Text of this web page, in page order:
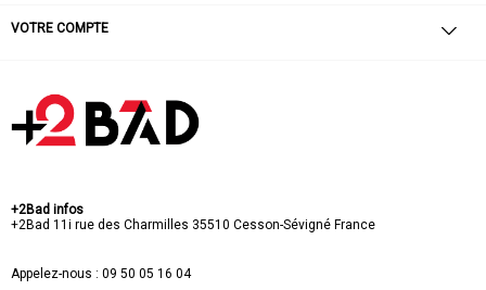
VOTRE COMPTE
+2Bad infos
+2Bad 11i rue des Charmilles 35510 Cesson-Sévigné France
Appelez-nous : 09 50 05 16 04